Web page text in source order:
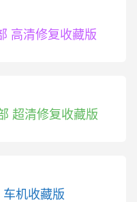
高清修复收藏版
超清修复收藏版
车机收藏版